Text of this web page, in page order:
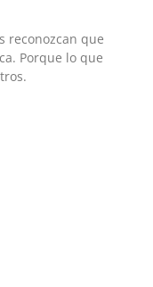
reconozcan que
Porque lo que